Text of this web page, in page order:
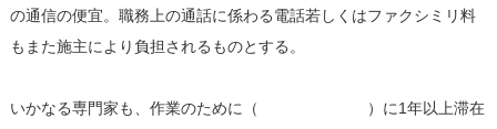
の通信の便宜。職務上の通話に係わる電話若しくはファクシミリ料
もまた施主により負担されるものとする。
いかなる専門家も、作業のために（ ）に1年以上滞在